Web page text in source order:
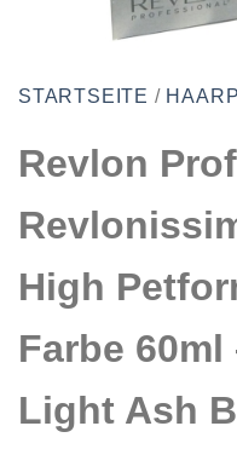
STARTSEITE /
Revlon
High
Farbe 60ml
Light Ash